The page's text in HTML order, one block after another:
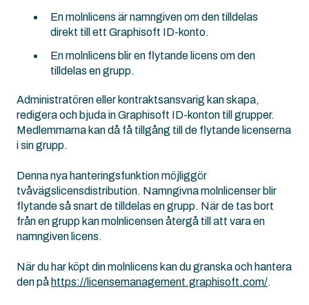
En molnlicens är namngiven om den tilldelas
direkt till ett Graphisoft ID-konto.
En molnlicens blir en flytande licens om den
tilldelas en grupp.
Administratören eller kontraktsansvarig kan skapa,
redigera och bjuda in Graphisoft ID-konton till grupper.
Medlemmarna kan då få tillgång till de flytande licenserna
i sin grupp.
Denna nya hanteringsfunktion möjliggör
tvåvägslicensdistribution. Namngivna molnlicenser blir
flytande så snart de tilldelas en grupp. När de tas bort
från en grupp kan molnlicensen återgå till att vara en
namngiven licens.
När du har köpt din molnlicens kan du granska och hantera
den på https://licensemanagement.graphisoft.com/.